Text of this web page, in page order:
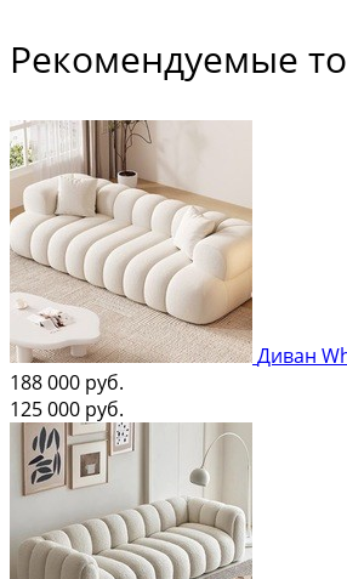
Рекомендуемые
Диван
188 000 руб.
125 000 руб.